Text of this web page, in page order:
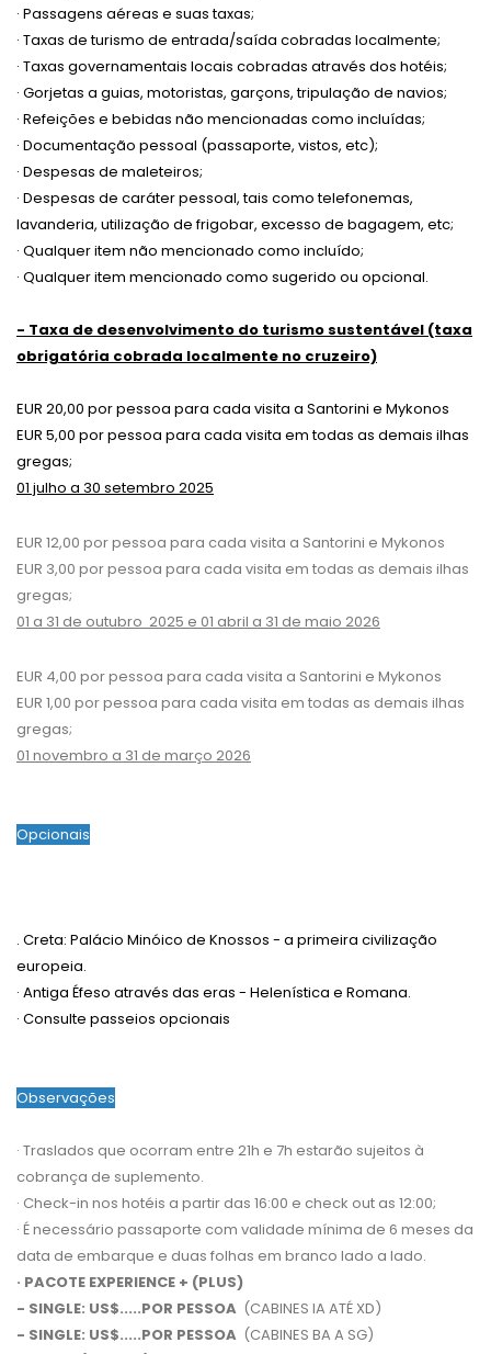
· Passagens aéreas e suas taxas;
· Taxas de turismo de entrada/saída cobradas localmente;
· Taxas governamentais locais cobradas através dos hotéis;
· Gorjetas a guias, motoristas, garçons, tripulação de navios;
· Refeições e bebidas não mencionadas como incluídas;
· Documentação pessoal (passaporte, vistos, etc);
· Despesas de maleteiros;
· Despesas de caráter pessoal, tais como telefonemas,
lavanderia, utilização de frigobar, excesso de bagagem, etc;
· Qualquer item não mencionado como incluído;
· Qualquer item mencionado como sugerido ou opcional.
- Taxa de desenvolvimento do turismo sustentável (taxa
obrigatória cobrada localmente no cruzeiro)
EUR 20,00 por pessoa para cada visita a Santorini e Mykonos
EUR 5,00 por pessoa para cada visita em todas as demais ilhas
gregas;
01 julho a 30 setembro 2025
EUR 12,00 por pessoa para cada visita a Santorini e Mykonos
EUR 3,00 por pessoa para cada visita em todas as demais ilhas
gregas;
01 a 31 de outubro 2025 e 01 abril a 31 de maio 2026
EUR 4,00 por pessoa para cada visita a Santorini e Mykonos
EUR 1,00 por pessoa para cada visita em todas as demais ilhas
gregas;
01 novembro a 31 de março 2026
Opcionais
. Creta: Palácio Minóico de Knossos - a primeira civilização
europeia.
· Antiga Éfeso através das eras - Helenística e Romana.
· Consulte passeios opcionais
Observações
· Traslados que ocorram entre 21h e 7h estarão sujeitos à
cobrança de suplemento.
· Check-in nos hotéis a partir das 16:00 e check out as 12:00;
· É necessário passaporte com validade mínima de 6 meses da
data de embarque e duas folhas em branco lado a lado.
· PACOTE EXPERIENCE + (PLUS)
- SINGLE: US$.....POR PESSOA (CABINES IA ATÉ XD)
- SINGLE: US$.....POR PESSOA (CABINES BA A SG)